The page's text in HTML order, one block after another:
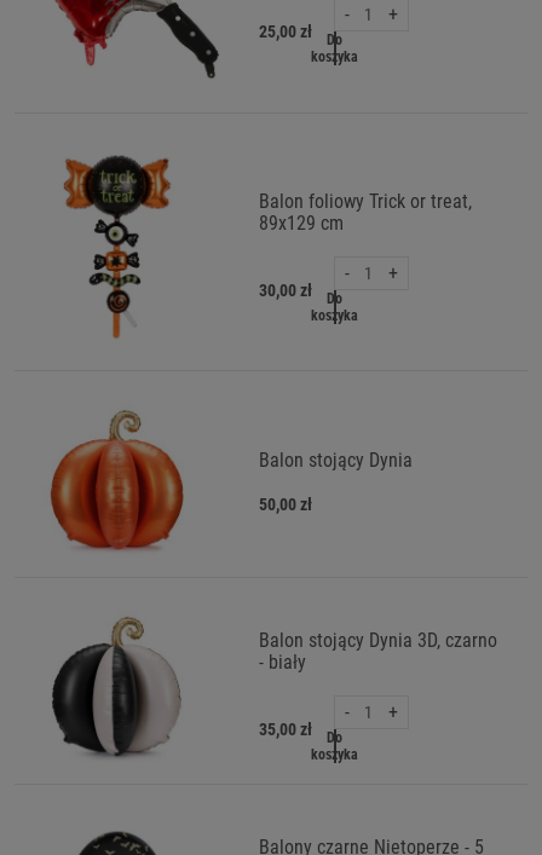
25,00 zł
- +
Do
koszyka
Balon foliowy Trick or treat,
89x129 cm
30,00 zł
- +
Do
koszyka
Balon stojący Dynia
50,00 zł
Balon stojący Dynia 3D, czarno
- biały
35,00 zł
- +
Do
koszyka
Balony czarne Nietoperze - 5